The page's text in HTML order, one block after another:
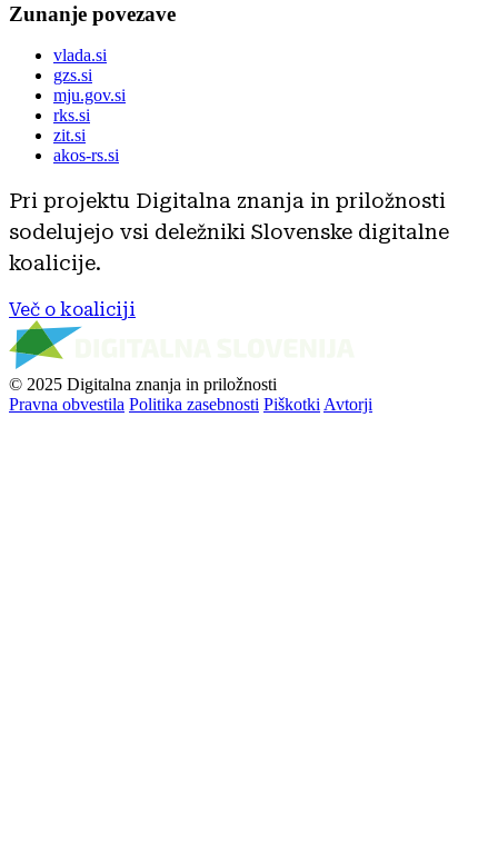
Zunanje povezave
vlada.si
gzs.si
mju.gov.si
rks.si
zit.si
akos-rs.si
Pri projektu Digitalna znanja in priložnosti
sodelujejo vsi deležniki Slovenske digitalne
koalicije.
Več o koaliciji
© 2025 Digitalna znanja in priložnosti
Pravna obvestila Politika zasebnosti Piškotki Avtorji